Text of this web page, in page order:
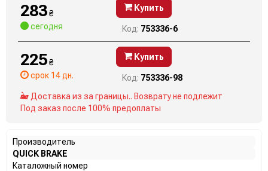
283₴
сегодня
Купить
Код: 753336-6
225₴
срок 14 дн.
Купить
Код: 753336-98
Доставка из за границы.. Возврату не подлежит
Под заказ после 100% предоплаты
Производитель
QUICK BRAKE
Каталожный номер